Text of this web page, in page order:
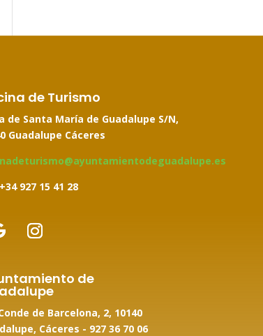
de Turismo
de Santa María de Guadalupe S/N,
Guadalupe Cáceres
927 15 41 28
de
de Barcelona, 2, 10140
Cáceres - 927 36 70 06